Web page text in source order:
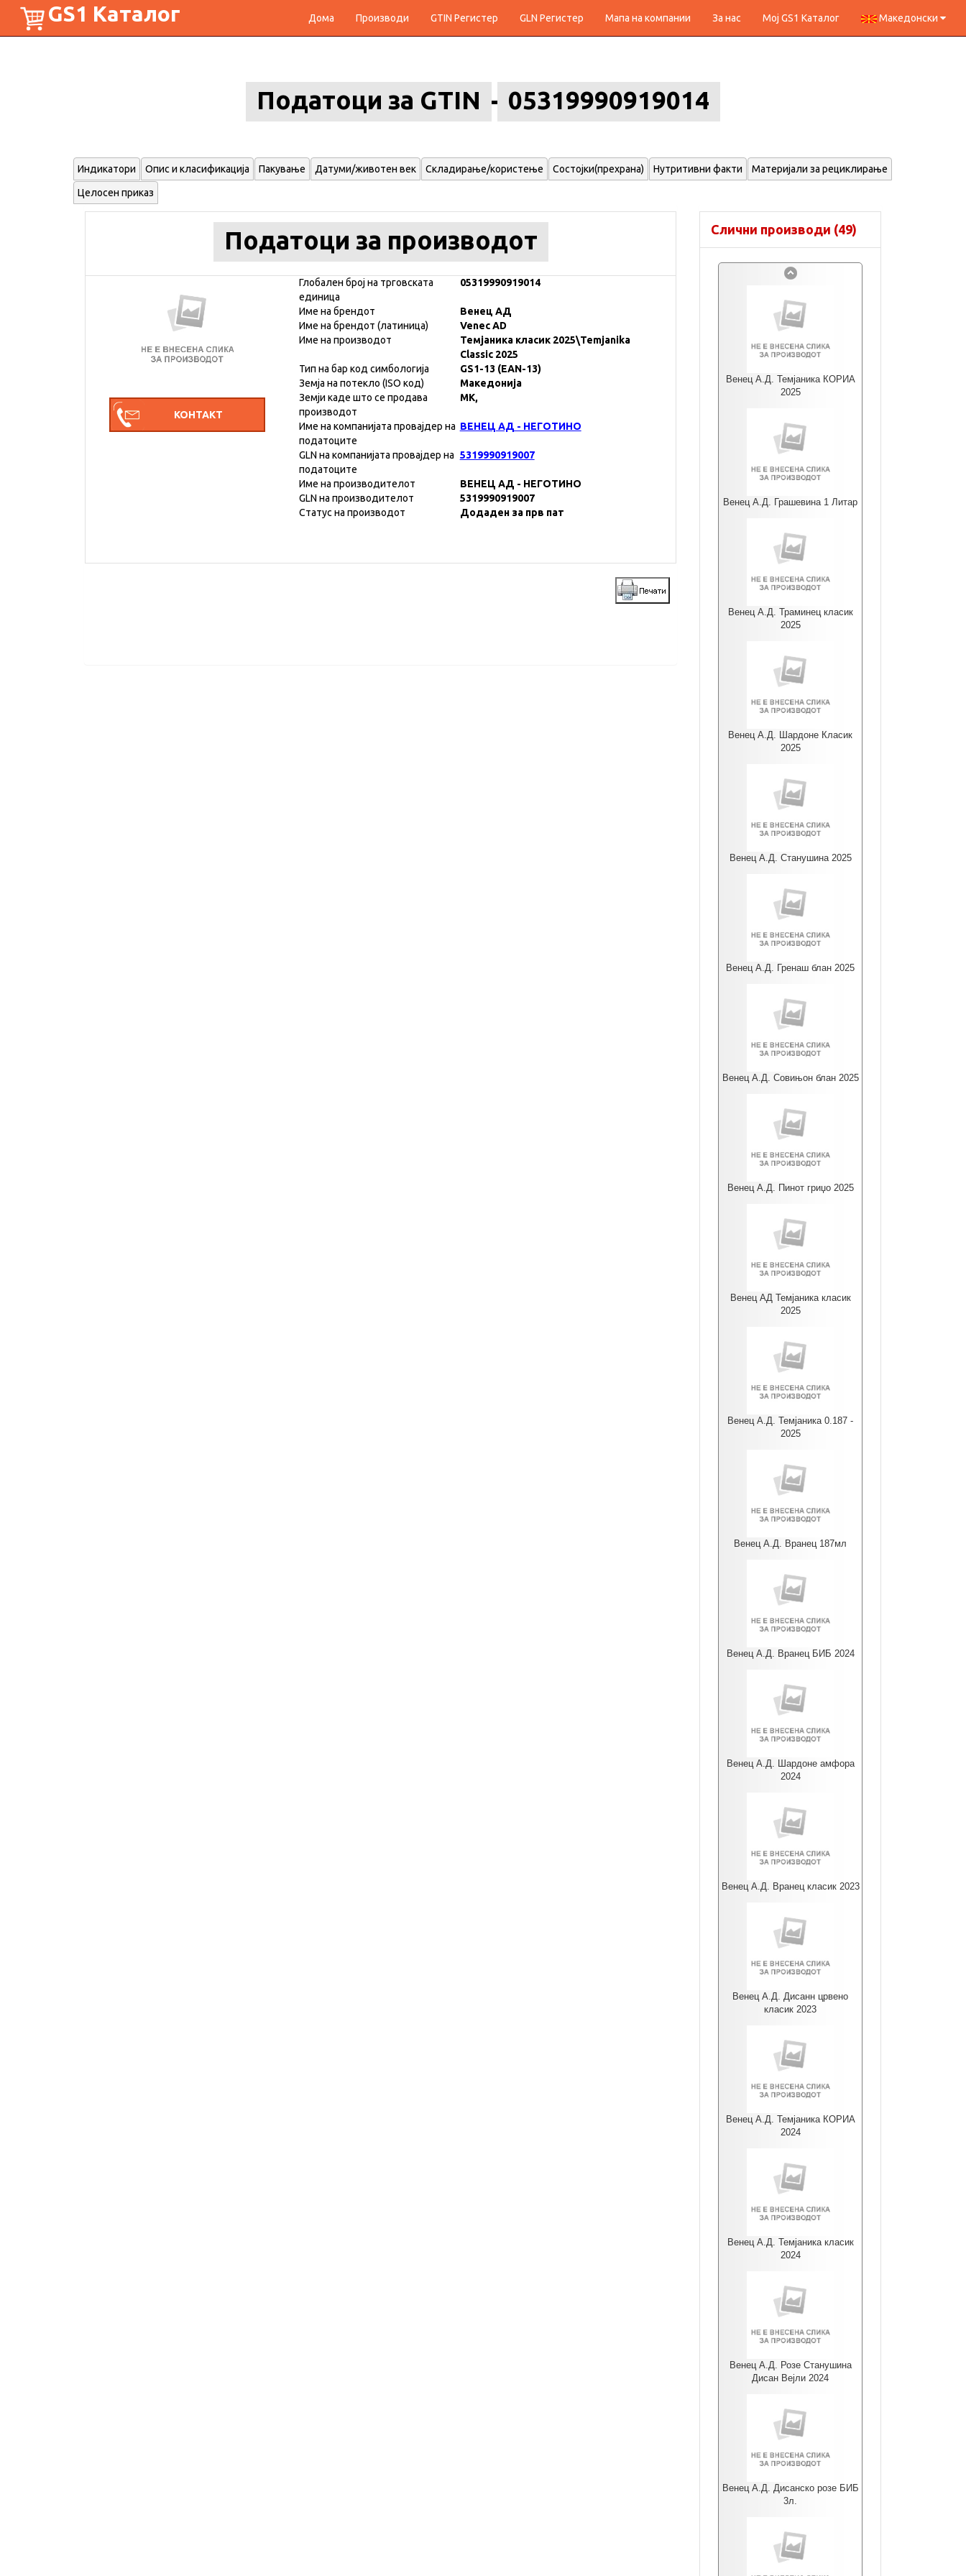
GS1 Каталог Дома Производи GTIN Регистер GLN Регистер Мапа на компании За нас Мој GS1 Каталог Македонски
Податоци за GTIN 05319990919014
Индикатори Опис и класификација Пакување Датуми/животен век Складирање/користење Состојки(прехрана) Нутритивни факти Материјали за рециклирање
Целосен приказ
Податоци за производот
Глобален број на трговската
единица
05319990919014
Име на брендот
Венец АД
Име на брендот (латиница)
Venec AD
Име на производот
Темјаника класик 2025\Temjanika
Classic 2025
Тип на бар код симбологија
GS1-13 (EAN-13)
Земја на потекло (ISO код)
Македонија
Земји каде што се продава
производот
MK,
Име на компанијата провајдер на
податоците
ВЕНЕЦ АД - НЕГОТИНО
GLN на компанијата провајдер на
податоците
5319990919007
Име на производителот
ВЕНЕЦ АД - НЕГОТИНО
GLN на производителот
5319990919007
Статус на производот
Додаден за прв пат
Слични производи (49)
Венец А.Д. Темјаника КОРИА
2025
Венец А.Д. Грашевина 1 Литар
Венец А.Д. Траминец класик
2025
Венец А.Д. Шардоне Класик
2025
Венец А.Д. Станушина 2025
Венец А.Д. Гренаш блан 2025
Венец А.Д. Совињон блан 2025
Венец А.Д. Пинот гриџо 2025
Венец АД Темјаника класик
2025
Венец А.Д. Темјаника 0.187 -
2025
Венец А.Д. Вранец 187мл
Венец А.Д. Вранец БИБ 2024
Венец А.Д. Шардоне амфора
2024
Венец А.Д. Вранец класик 2023
Венец А.Д. Дисанн црвено
класик 2023
Венец А.Д. Темјаника КОРИА
2024
Венец А.Д. Темјаника класик
2024
Венец А.Д. Розе Станушина
Дисан Вејли 2024
Венец А.Д. Дисанско розе БИБ
3л.